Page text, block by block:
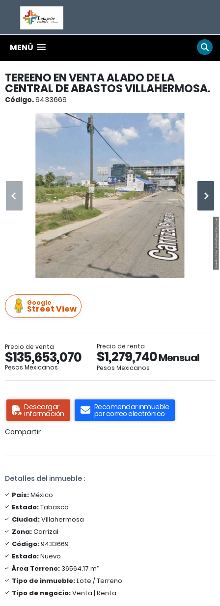
MENÚ
TEREENO EN VENTA ALADO DE LA
CENTRAL DE ABASTOS VILLAHERMOSA.
Código.9433669
Google
Street View
Precio de venta
$135,653,070
Pesos Mexicanos
Precio de renta
$1,279,740Mensual
Pesos Mexicanos
Descargar
información
Recomendar inmueble
por correo electrónico
Compartir
Detalles del inmueble :
País:México
Estado:Tabasco
Ciudad:Villahermosa
Zona:Carrizal
Código:9433669
Estado:Nuevo
Área Terreno:36564.17 m²
Tipo de inmueble:Lote / Terreno
Tipo de negocio:Venta | Renta